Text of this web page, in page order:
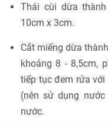
Thái cùi dừa
10cm x 3cm.
Cắt miếng dừa
khoảng 8 - 8,5cm,
tiếp tục đem rửa
(nên sử dụng
nước.